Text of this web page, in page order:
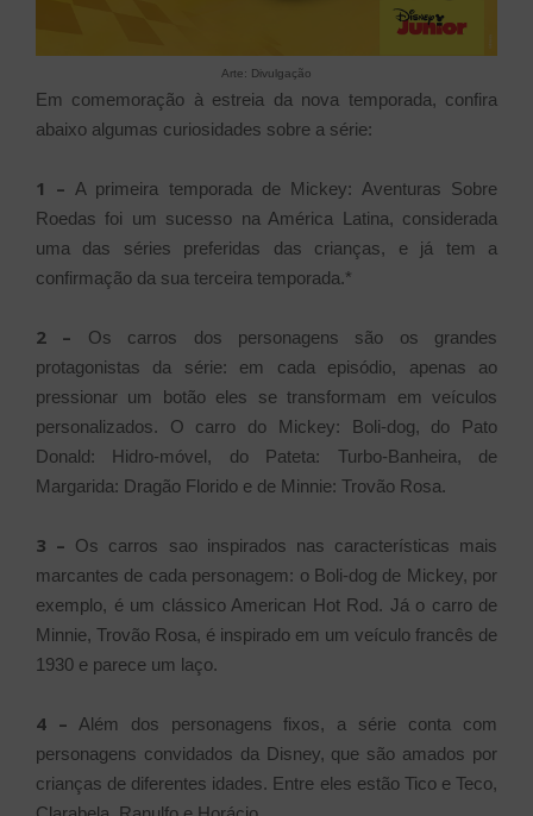
Arte: Divulgação
Em comemoração à estreia da nova temporada, confira
abaixo algumas curiosidades sobre a série:
1 – A primeira temporada de Mickey: Aventuras Sobre
Roedas foi um sucesso na América Latina, considerada
uma das séries preferidas das crianças, e já tem a
confirmação da sua terceira temporada.*
2 –
Os carros dos personagens são os grandes
protagonistas da série: em cada episódio, apenas ao
pressionar um botão eles se transformam em veículos
personalizados. O carro do Mickey: Boli-dog, do Pato
Donald: Hidro-móvel, do Pateta: Turbo-Banheira, de
Margarida: Dragão Florido e de Minnie: Trovão Rosa.
3 – Os carros sao inspirados nas características mais
marcantes de cada personagem: o Boli-dog de Mickey, por
exemplo, é um clássico American Hot Rod. Já o carro de
Minnie, Trovão Rosa, é inspirado em um veículo francês de
1930 e parece um laço.
4 – Além dos personagens fixos, a série conta com
personagens convidados da Disney, que são amados por
crianças de diferentes idades. Entre eles estão Tico e Teco,